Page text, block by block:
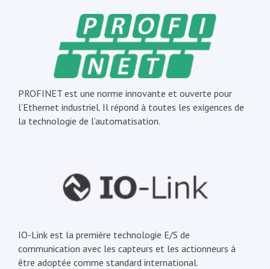
PROFINET est une norme innovante et ouverte pour
l’Ethernet industriel. Il répond à toutes les exigences de
la technologie de l’automatisation.
IO-Link est la première technologie E/S de
communication avec les capteurs et les actionneurs à
être adoptée comme standard international.